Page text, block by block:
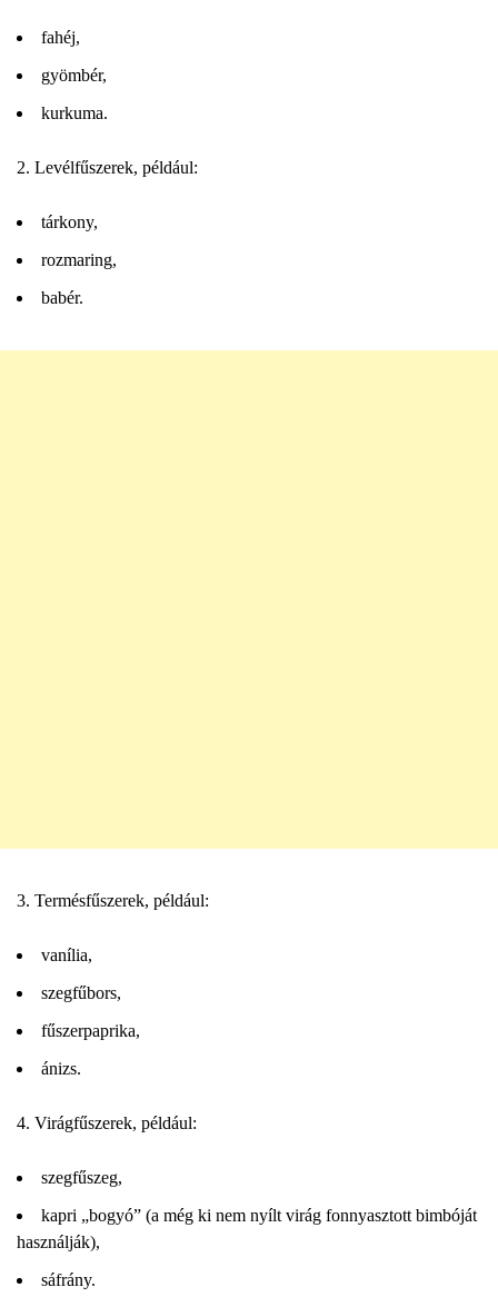
fahéj,
gyömbér,
kurkuma.
Levélfűszerek, például:
tárkony,
rozmaring,
babér.
Termésfűszerek, például:
vanília,
szegfűbors,
fűszerpaprika,
ánizs.
Virágfűszerek, például:
szegfűszeg,
kapri „bogyó” (a még ki nem nyílt virág fonnyasztott bimbóját
használják),
sáfrány.